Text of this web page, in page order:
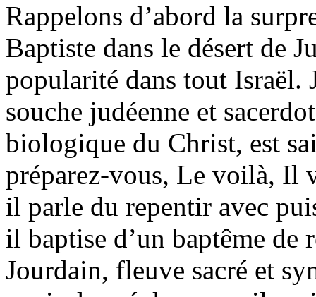
Rappelons d’abord la
Baptiste dans le désert de
popularité dans tout Israël.
souche judéenne et
biologique du Christ, est
préparez-vous, Le voilà, Il
il parle du repentir avec
il baptise d’un baptême de
Jourdain, fleuve sacré et